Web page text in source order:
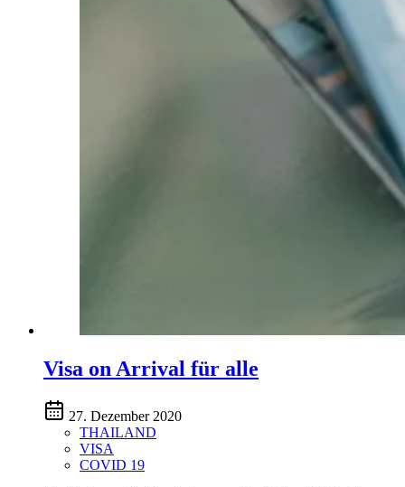
Visa on Arrival für alle
27. Dezember 2020
THAILAND
VISA
COVID 19